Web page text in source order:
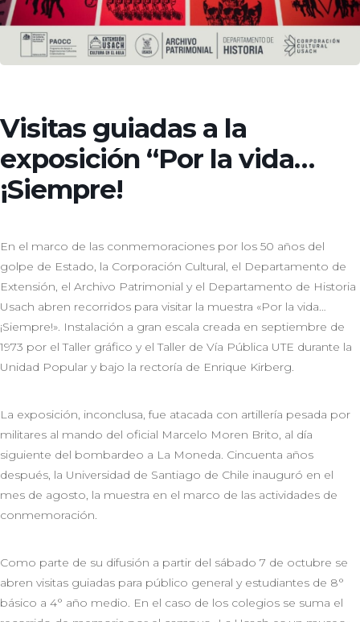
Visitas guiadas a la
exposición “Por la vida…
¡Siempre!
En el marco de las conmemoraciones por los 50 años del
golpe de Estado, la Corporación Cultural, el Departamento de
Extensión, el Archivo Patrimonial y el Departamento de Historia
Usach abren recorridos para visitar la muestra «Por la vida…
¡Siempre!». Instalación a gran escala creada en septiembre de
1973 por el Taller gráfico y el Taller de Vía Pública UTE durante la
Unidad Popular y bajo la rectoría de Enrique Kirberg.
La exposición, inconclusa, fue atacada con artillería pesada por
militares al mando del oficial Marcelo Moren Brito, al día
siguiente del bombardeo a La Moneda. Cincuenta años
después, la Universidad de Santiago de Chile inauguró en el
mes de agosto, la muestra en el marco de las actividades de
conmemoración.
Como parte de su difusión a partir del sábado 7 de octubre se
abren visitas guiadas para público general y estudiantes de 8°
básico a 4° año medio. En el caso de los colegios se suma el